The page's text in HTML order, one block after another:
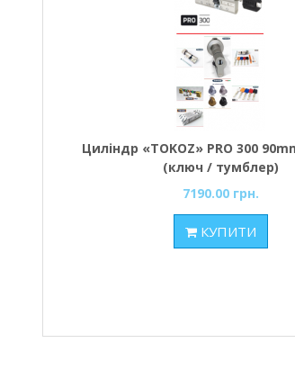
Циліндр «TOKOZ» PRO 300
(ключ / тумблер)
7190.00 грн.
КУПИТИ